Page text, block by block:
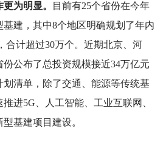
为明显。
目前有25个省份在今年
建，其中8个地区明确规划了年内
合计超过30万个。近期北京、河
公布了总投资规模接近34万亿元
划清单，除了交通、能源等传统基
进5G、人工智能、工业互联网、
基建项目建设。